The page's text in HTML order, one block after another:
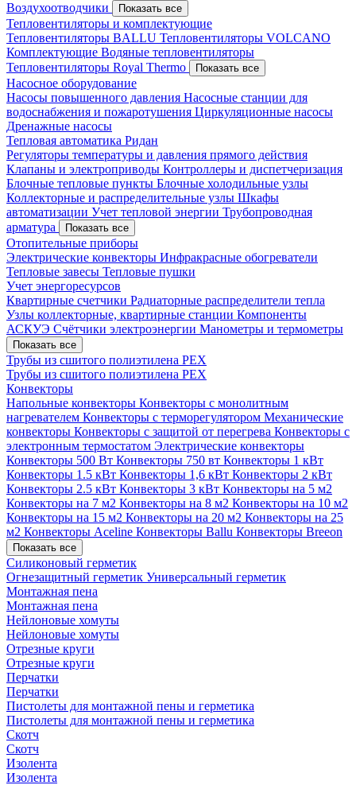
Воздухоотводчики
Показать все
Тепловентиляторы и комплектующие
Тепловентиляторы BALLU Тепловентиляторы VOLCANO
Комплектующие Водяные тепловентиляторы
Тепловентиляторы Royal Thermo
Показать все
Насосное оборудование
Насосы повышенного давления Насосные станции для
водоснабжения и пожаротушения Циркуляционные насосы
Дренажные насосы
Тепловая автоматика Ридан
Регуляторы температуры и давления прямого действия
Клапаны и электроприводы Контроллеры и диспетчеризация
Блочные тепловые пункты Блочные холодильные узлы
Коллекторные и распределительные узлы Шкафы
автоматизации Учет тепловой энергии Трубопроводная
арматура
Показать все
Отопительные приборы
Электрические конвекторы Инфракрасные обогреватели
Тепловые завесы Тепловые пушки
Учет энергоресурсов
Квартирные счетчики Радиаторные распределители тепла
Узлы коллекторные, квартирные станции Компоненты
АСКУЭ Счётчики электроэнергии Манометры и термометры
Показать все
Трубы из сшитого полиэтилена PEX
Трубы из сшитого полиэтилена PEX
Конвекторы
Напольные конвекторы Конвекторы с монолитным
нагревателем Конвекторы с терморегулятором Механические
конвекторы Конвекторы с защитой от перегрева Конвекторы с
электронным термостатом Электрические конвекторы
Конвекторы 500 Вт Конвекторы 750 вт Конвекторы 1 кВт
Конвекторы 1.5 кВт Конвекторы 1,6 кВт Конвекторы 2 кВт
Конвекторы 2.5 кВт Конвекторы 3 кВт Конвекторы на 5 м2
Конвекторы на 7 м2 Конвекторы на 8 м2 Конвекторы на 10 м2
Конвекторы на 15 м2 Конвекторы на 20 м2 Конвекторы на 25
м2 Конвекторы Aceline Конвекторы Ballu Конвекторы Breeon
Показать все
Силиконовый герметик
Огнезащитный герметик Универсальный герметик
Монтажная пена
Монтажная пена
Нейлоновые хомуты
Нейлоновые хомуты
Отрезные круги
Отрезные круги
Перчатки
Перчатки
Пистолеты для монтажной пены и герметика
Пистолеты для монтажной пены и герметика
Скотч
Скотч
Изолента
Изолента